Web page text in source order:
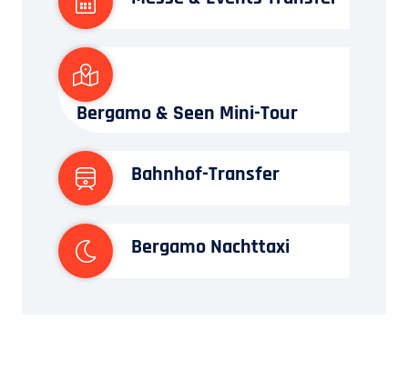
Bergamo & Seen Mini-Tour
Bahnhof-Transfer
Bergamo Nachttaxi